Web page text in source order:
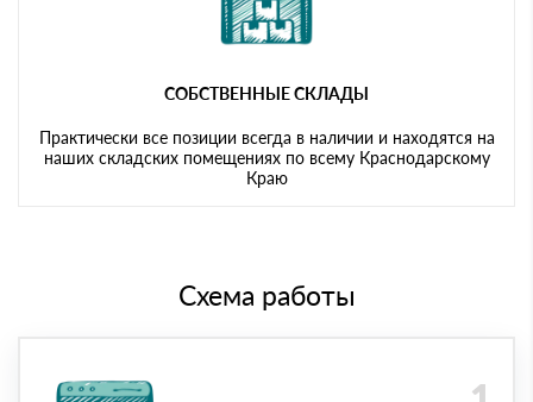
СОБСТВЕННЫЕ СКЛАДЫ
Практически все позиции всегда в наличии и находятся на
наших складских помещениях по всему Краснодарскому
Краю
Схема работы